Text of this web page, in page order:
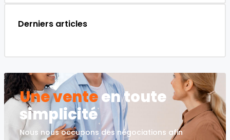
Derniers articles
Une venteen toute
simplicité
Nous nous occupons des négociations afin